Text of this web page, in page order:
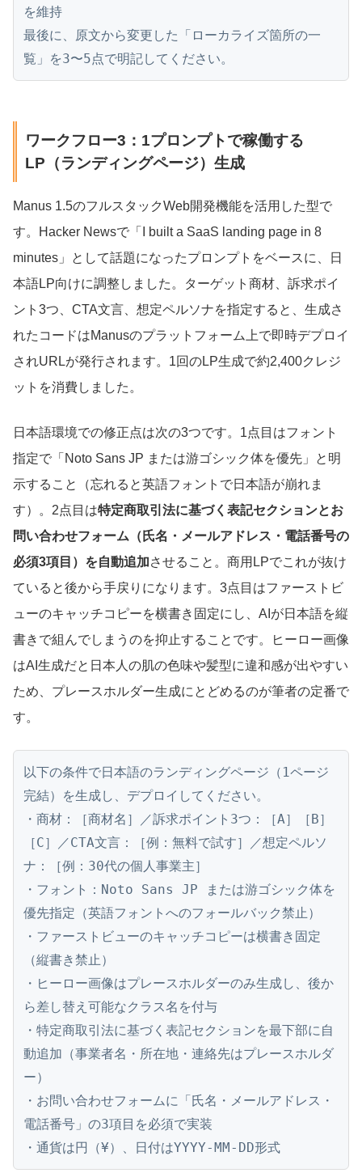
を維持
最後に、原文から変更した「ローカライズ箇所の一
覧」を3〜5点で明記してください。
ワークフロー3：1プロンプトで稼働する
LP（ランディングページ）生成
Manus 1.5のフルスタックWeb開発機能を活用した型で
す。Hacker Newsで「I built a SaaS landing page in 8
minutes」として話題になったプロンプトをベースに、日
本語LP向けに調整しました。ターゲット商材、訴求ポイ
ント3つ、CTA文言、想定ペルソナを指定すると、生成さ
れたコードはManusのプラットフォーム上で即時デプロイ
されURLが発行されます。1回のLP生成で約2,400クレジ
ットを消費しました。
日本語環境での修正点は次の3つです。1点目はフォント
指定で「Noto Sans JP または游ゴシック体を優先」と明
示すること（忘れると英語フォントで日本語が崩れま
す）。2点目は特定商取引法に基づく表記セクションとお
問い合わせフォーム（氏名・メールアドレス・電話番号の
必須3項目）を自動追加させること。商用LPでこれが抜け
ていると後から手戻りになります。3点目はファーストビ
ューのキャッチコピーを横書き固定にし、AIが日本語を縦
書きで組んでしまうのを抑止することです。ヒーロー画像
はAI生成だと日本人の肌の色味や髪型に違和感が出やすい
ため、プレースホルダー生成にとどめるのが筆者の定番で
す。
以下の条件で日本語のランディングページ（1ページ
完結）を生成し、デプロイしてください。
・商材：［商材名］／訴求ポイント3つ：［A］［B］
［C］／CTA文言：［例：無料で試す］／想定ペルソ
ナ：［例：30代の個人事業主］
・フォント：Noto Sans JP または游ゴシック体を
優先指定（英語フォントへのフォールバック禁止）
・ファーストビューのキャッチコピーは横書き固定
（縦書き禁止）
・ヒーロー画像はプレースホルダーのみ生成し、後か
ら差し替え可能なクラス名を付与
・特定商取引法に基づく表記セクションを最下部に自
動追加（事業者名・所在地・連絡先はプレースホルダ
ー）
・お問い合わせフォームに「氏名・メールアドレス・
電話番号」の3項目を必須で実装
・通貨は円（¥）、日付はYYYY-MM-DD形式